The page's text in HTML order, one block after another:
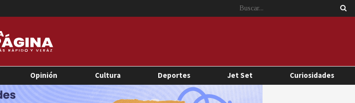
Opinión Cultura Deportes Jet Set Curiosidades